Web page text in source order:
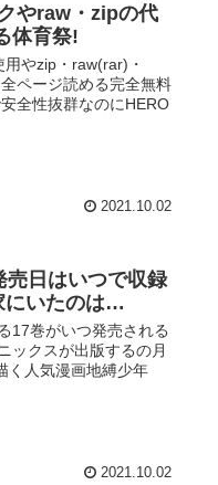
やraw・zipの代
体育祭!
やzip・raw(rar)・
ページ読める完全無料
全性抜群なのにHERO
2021.10.02
売日はいつで収録
にいたのは…
17巻がいつ発売される
ックスが出版するの月
く人気漫画地縛少年
2021.10.02